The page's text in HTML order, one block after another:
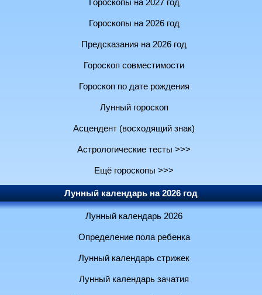
Гороскопы на 2027 год
Гороскопы на 2026 год
Предсказания на 2026 год
Гороскоп совместимости
Гороскоп по дате рождения
Лунный гороскоп
Асцендент (восходящий знак)
Астрологические тесты >>>
Ещё гороскопы >>>
Лунный календарь на 2026 год
Лунный календарь 2026
Определение пола ребенка
Лунный календарь стрижек
Лунный календарь зачатия